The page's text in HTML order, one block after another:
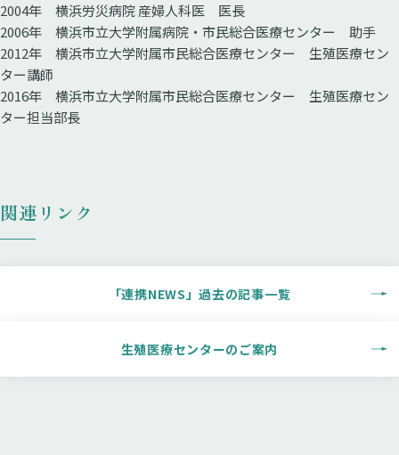
2004年 横浜労災病院 産婦人科医 医長
2006年 横浜市立大学附属病院・市民総合医療センター 助手
2012年 横浜市立大学附属市民総合医療センター 生殖医療セン
ター講師
2016年 横浜市立大学附属市民総合医療センター 生殖医療セン
ター担当部長
関連リンク
「連携NEWS」過去の記事一覧
生殖医療センターのご案内